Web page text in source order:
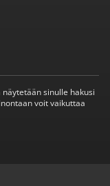
sinulle hakusi
voit vaikuttaa